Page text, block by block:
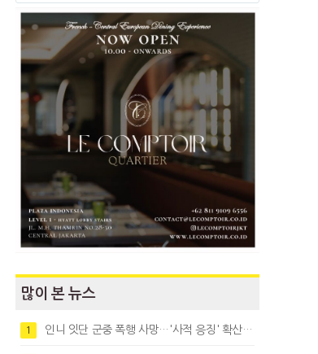
많이 본 뉴스
1 인니 잇단 군중 폭행 사망…'사적 응징' 확산에 법치 우려